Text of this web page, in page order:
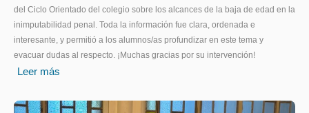
del Ciclo Orientado del colegio sobre los alcances de la baja de edad en la
inimputabilidad penal. Toda la información fue clara, ordenada e
interesante, y permitió a los alumnos/as profundizar en este tema y
evacuar dudas al respecto. ¡Muchas gracias por su intervención!
Leer más